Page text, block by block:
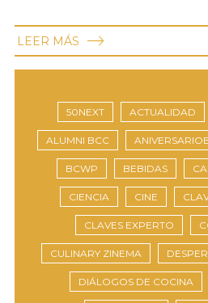
LEER MÁS
50NEXT ACTUALIDAD
ALUMNI BCC
BCWP BEBIDAS
CIENCIA CINE
CLAVES EXPERTO
CULINARY ZINEMA
DIÁLOGOS DE COCINA